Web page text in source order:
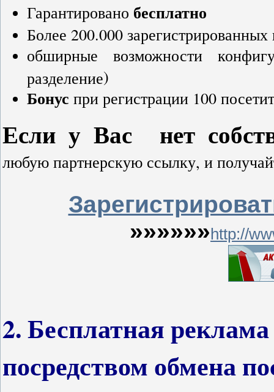
Гарантировано бесплатно
Более 200.000 зарегистрированных
обширные возможности
разделение)
Бонус при регистрации 100
Если у Вас нет
любую партнерскую ссылку, и
»»»»»»http://
2. Бесплатная
посредством обмена